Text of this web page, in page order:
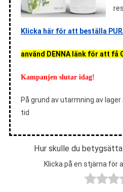
Klicka här för att beställa
använd DENNA länk för att få
Kampanjen slutar idag!
På grund av utarmning av
tid
Hur skulle du
Klicka på en stjärna för